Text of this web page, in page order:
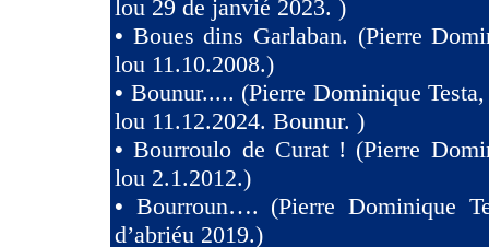
lou 29 de janvié 2023. )
• Boues dins Garlaban. (Pierre
lou 11.10.2008.)
• Bounur..... (Pierre Dominique
lou 11.12.2024. Bounur. )
•Bourroulo de Curat ! (Pierre
lou 2.1.2012.)
• Bourroun…. (Pierre Dominique
d’abriéu 2019.)